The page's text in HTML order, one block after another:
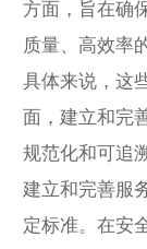
方面，旨在确
质量、高效率
具体来说，这
面，建立和完
规范化和可追
建立和完善服
定标准。在安